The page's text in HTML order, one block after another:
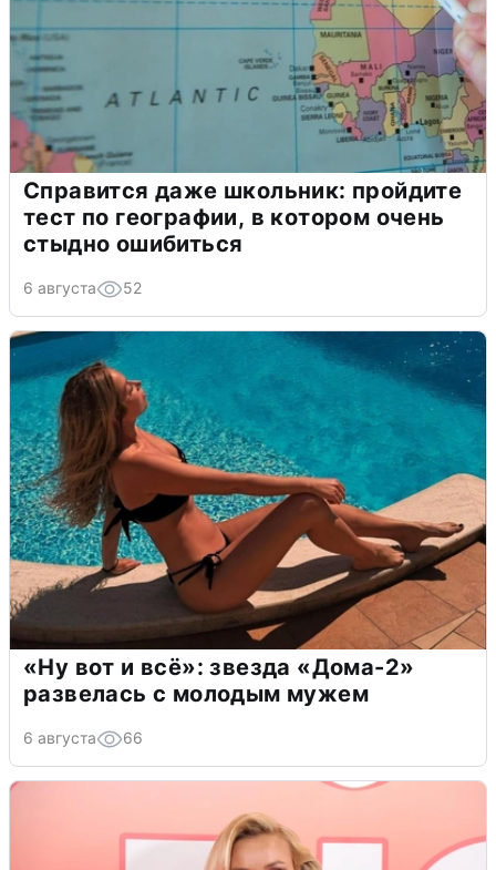
Справится даже школьник: пройдите
тест по географии, в котором очень
стыдно ошибиться
6 августа 52
«Ну вот и всё»: звезда «Дома-2»
развелась с молодым мужем
6 августа 66